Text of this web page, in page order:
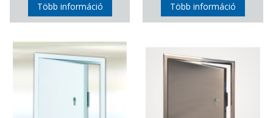
Több információ Több információ